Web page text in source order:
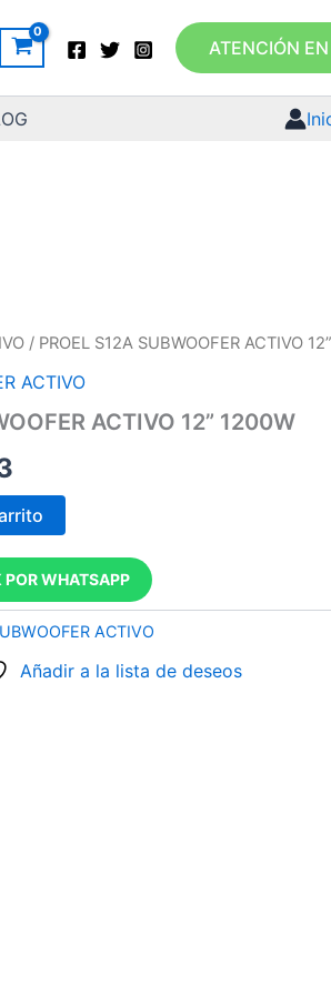
ATENCIÓN
/ PROEL S12A SUBWOOFER ACTIVO
ACTIVO
ACTIVO 12” 1200W
WHATSAPP
ACTIVO
Añadir a la lista de deseos